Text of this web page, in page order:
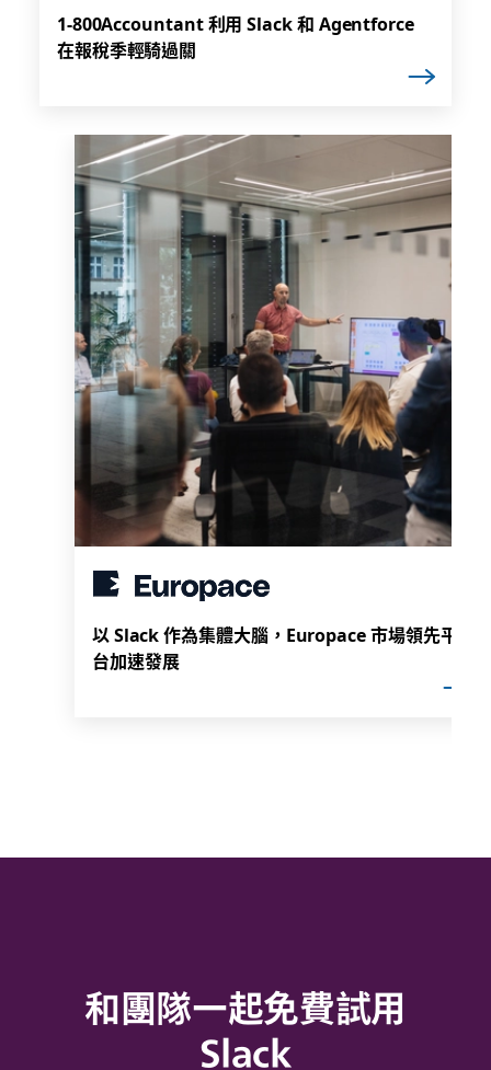
1-800Accountant 利用 Slack 和 Agentforce
在報稅季輕騎過關
以 Slack 作為集體大腦，Europace 市場領先平
台加速發展
和團隊一起免費試用
Slack